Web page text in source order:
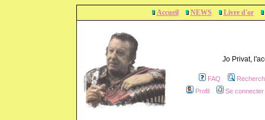
Accueil NEWS Livre d'or
Jo Privat,
FAQ
Profil
Se